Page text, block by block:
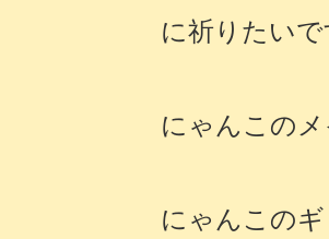
に祈りたいで
にゃんこの
にゃんこの